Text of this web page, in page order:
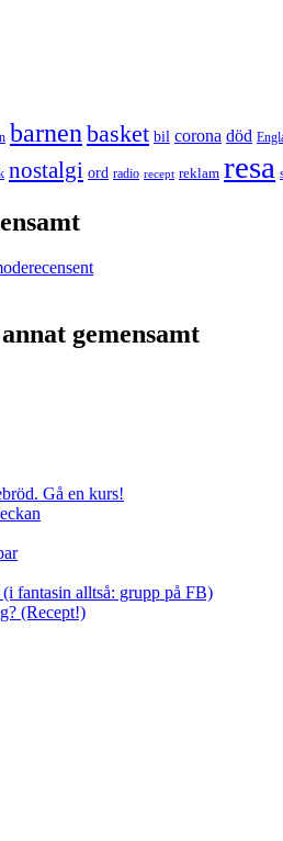
barnen basket bil corona död
nostalgi ord radio recept reklam resa
gemensamt
Gå en kurs!
fantasin alltså: grupp på FB)
(Recept!)